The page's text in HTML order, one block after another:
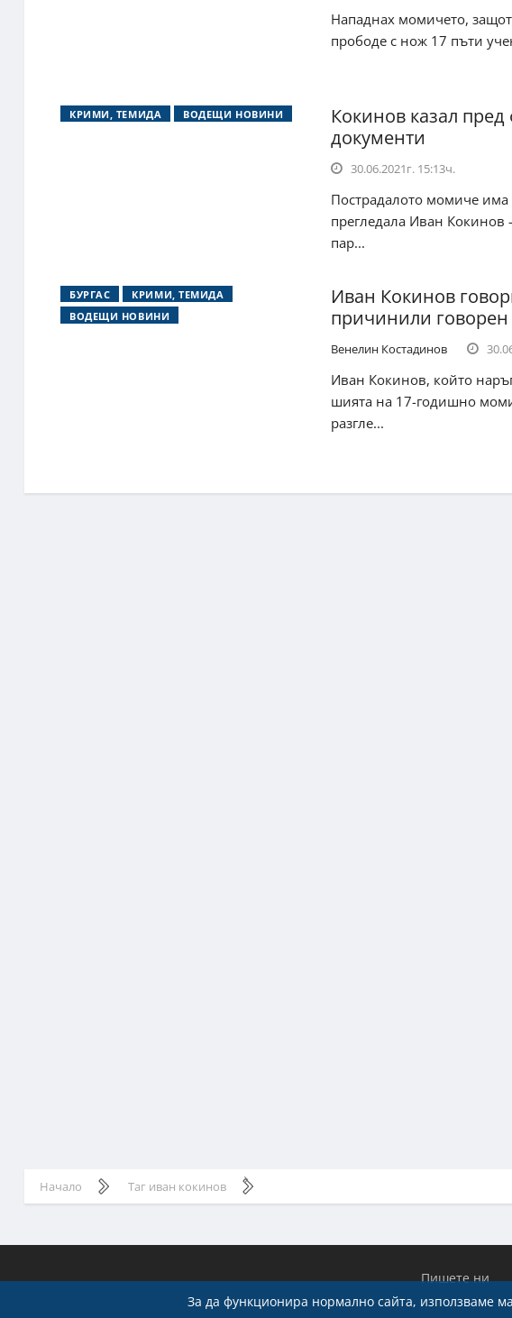
Нападнах момичето,
прободе с нож 17 пъти
КРИМИ, ТЕМИДА ВОДЕЩИ НОВИНИ
Кокинов казал
документи
30.06.2021г. 15:13ч.
Пострадалото момиче
прегледала Иван Кокинов
пар...
БУРГАС
КРИМИ, ТЕМИДА
ВОДЕЩИ НОВИНИ
Иван Кокинов
причинили говорен
Венелин Костадинов
Иван Кокинов, който
шията на 17-годишно
разгле...
Начало Таг иван кокинов
За да функционира нормално сайта, използваме
Пишете ни